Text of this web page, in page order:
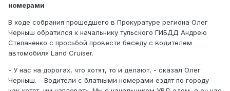
номерами
В ходе собрания прошедшего в Прокуратуре региона Олег
Черныш обратился к начальнику тульского ГИБДД Андрею
Степаненко с просьбой провести беседу с водителем
автомобиля Land Cruiser.
- У нас на дорогах, что хотят, то и делают, - сказал Олег
Черныш. – Водители с блатными номерами ездят по городу